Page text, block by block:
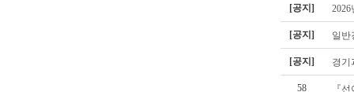
[공지]
[공지] 일
[공지] 경기
58 『